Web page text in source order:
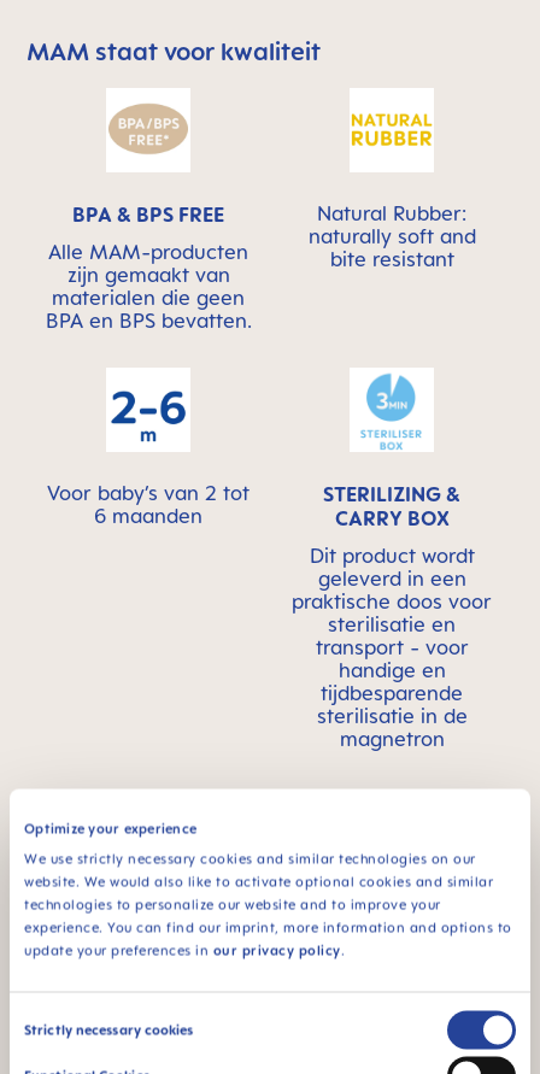
Optimize your experience
We use strictly necessary cookies and similar technologies on our
website. We would also like to activate optional cookies and similar
technologies to personalize our website and to improve your
experience. You can find our imprint, more information and options to
update your preferences in our privacy policy.
Consent
Strictly necessary cookies
Skip MAM Means Quality Icon Bar
MAM staat voor kwaliteit
BPA & BPS FREE
Alle MAM-producten
zijn gemaakt van
materialen die geen
BPA en BPS bevatten.
Natural Rubber:
naturally soft and
bite resistant
Voor baby’s van 2 tot
6 maanden
STERILIZING &
CARRY BOX
Dit product wordt
geleverd in een
praktische doos voor
sterilisatie en
transport - voor
handige en
tijdbesparende
sterilisatie in de
magnetron
Productvideo's